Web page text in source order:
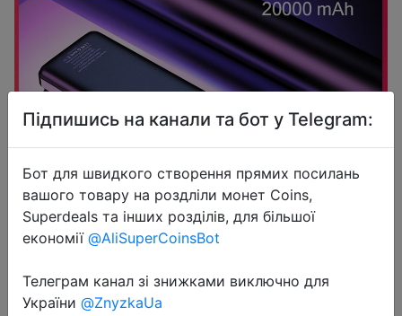
2020-04-08
Підпишись на канали та бот у Telegram:
Бот для швидкого створення прямих посилань
вашого товару на роздліли монет Coins,
Superdeals та інших розділів, для більшої
економії @AliSuperCoinsBot
Телеграм канал зі знижками виключно для
України @ZnyzkaUa